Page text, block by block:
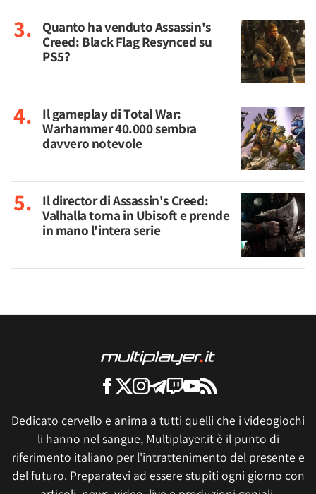
Quanto ha venduto Assassin's
Creed: Black Flag Resynced su
PS5?
Il gameplay di Total War:
Warhammer 40.000 sembra
davvero notevole
Il director di Assassin's Creed:
Valhalla torna in Ubisoft e prende
in mano l'intera serie
Dedicato cervello e anima a tutti quelli che i videogiochi
li hanno nel sangue, Multiplayer.it è il punto di
riferimento italiano per l'intrattenimento del presente e
del futuro. Preparatevi ad essere stupiti ogni giorno con